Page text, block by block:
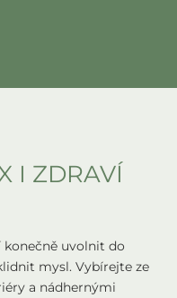
I ZDRAVÍ
uvolnit do
mysl. Vybírejte ze
a nádhernými